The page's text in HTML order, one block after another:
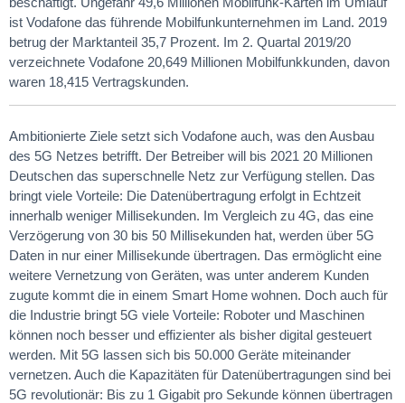
ist Vodafone das führende Mobilfunkunternehmen im Land. 2019
betrug der Marktanteil 35,7 Prozent. Im 2. Quartal 2019/20
verzeichnete Vodafone 20,649 Millionen Mobilfunkkunden, davon
waren 18,415 Vertragskunden.
Ambitionierte Ziele setzt sich Vodafone auch, was den Ausbau
des 5G Netzes betrifft. Der Betreiber will bis 2021 20 Millionen
Deutschen das superschnelle Netz zur Verfügung stellen. Das
bringt viele Vorteile: Die Datenübertragung erfolgt in Echtzeit
innerhalb weniger Millisekunden. Im Vergleich zu 4G, das eine
Verzögerung von 30 bis 50 Millisekunden hat, werden über 5G
Daten in nur einer Millisekunde übertragen. Das ermöglicht eine
weitere Vernetzung von Geräten, was unter anderem Kunden
zugute kommt die in einem Smart Home wohnen. Doch auch für
die Industrie bringt 5G viele Vorteile: Roboter und Maschinen
können noch besser und effizienter als bisher digital gesteuert
werden. Mit 5G lassen sich bis 50.000 Geräte miteinander
vernetzen. Auch die Kapazitäten für Datenübertragungen sind bei
5G revolutionär: Bis zu 1 Gigabit pro Sekunde können übertragen